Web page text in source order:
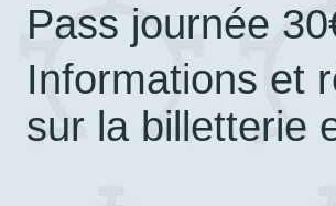
Pass journée
Informations et
sur la billetterie